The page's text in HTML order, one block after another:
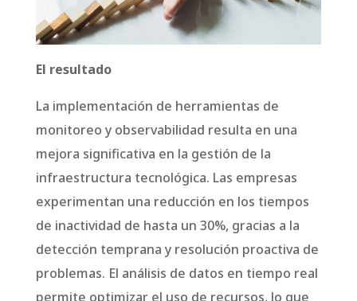
El resultado
La implementación de herramientas de
monitoreo y observabilidad resulta en una
mejora significativa en la gestión de la
infraestructura tecnológica. Las empresas
experimentan una reducción en los tiempos
de inactividad de hasta un 30%, gracias a la
detección temprana y resolución proactiva de
problemas. El análisis de datos en tiempo real
permite optimizar el uso de recursos, lo que